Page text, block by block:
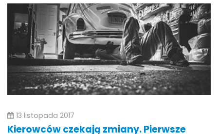
13 listopada 2017
Kierowców czekają zmiany. Pierwsze